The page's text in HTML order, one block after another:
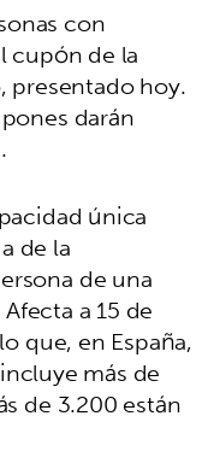
con
cupón de la
presentado hoy.
darán
única
de la
de una
a 15 de
que, en España,
más de
de 3.200 están